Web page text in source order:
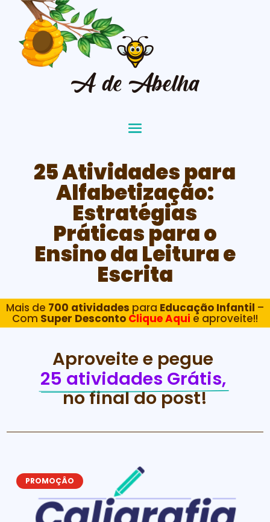
25 Atividades para
Alfabetização:
Estratégias
Práticas para o
Ensino da Leitura e
Escrita
Mais de 700 atividades para Educação Infantil –
Com Super Desconto Clique Aqui e aproveite!!
Aproveite e pegue
25 atividades Grátis,
no final do post!
PROMOÇÂO